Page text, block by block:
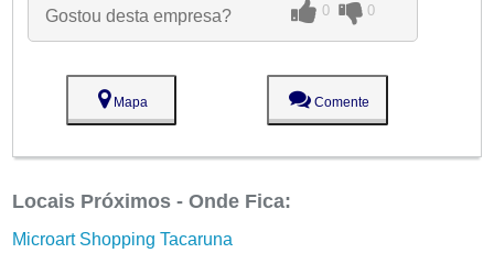
Gostou desta empresa? 0 0
Mapa Comente
Locais Próximos - Onde Fica:
Microart Shopping Tacaruna